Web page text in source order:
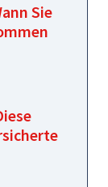
Sie